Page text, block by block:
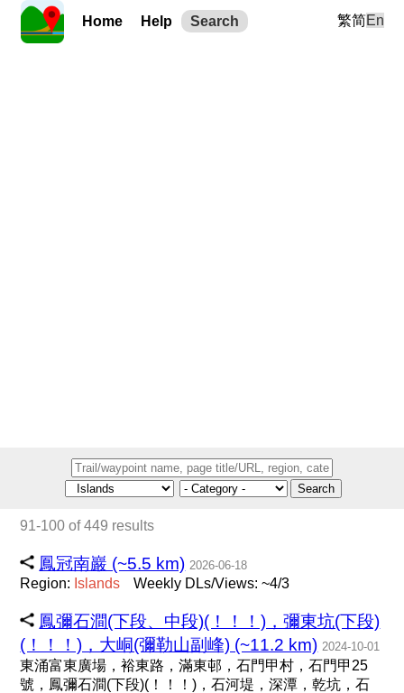
Home Help Search 繁简En
Search
91-100 of 449 results
鳳冠南巖 (~5.5 km) 2026-06-18
Region: Islands Weekly DLs/Views: ~4/3
鳳彌石澗(下段、中段)(！！！)，彌東坑(下段)
(！！！)，大峒(彌勒山副峰) (~11.2 km) 2024-10-01
東涌富東廣場，裕東路，滿東邨，石門甲村，石門甲25
號，鳳彌石澗(下段)(！！！)，石河堤，深潭，乾坑，石